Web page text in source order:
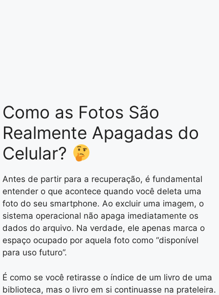
Como as Fotos São
Realmente Apagadas do
Celular?
Antes de partir para a recuperação, é fundamental
entender o que acontece quando você deleta uma
foto do seu smartphone. Ao excluir uma imagem, o
sistema operacional não apaga imediatamente os
dados do arquivo. Na verdade, ele apenas marca o
espaço ocupado por aquela foto como “disponível
para uso futuro”.
É como se você retirasse o índice de um livro de uma
biblioteca, mas o livro em si continuasse na prateleira.